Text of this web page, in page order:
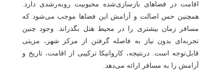
اقامت در فضاهای بازسازی‌شده محبوبیت رو‌به‌رشدی دارد.
همچنین حس اصالت و آرامش این فضاها موجب می‌شود که
مسافر زمان بیشتری را در محیط هتل بگذراند. وجود چنین
تجربه‌ای بدون نیاز به فاصله گرفتن از مرکز شهر، مزیتی
قابل‌توجه است. درنتیجه، کاروانیکا ترکیبی از اقامت، تاریخ و
آرامش را به مسافر ارائه می‌دهد.